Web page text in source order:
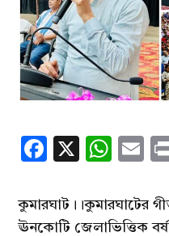
Facebook
X
কুমারঘাট।।কুমারঘাটের
ঊনকোটি জেলাভিত্তিক